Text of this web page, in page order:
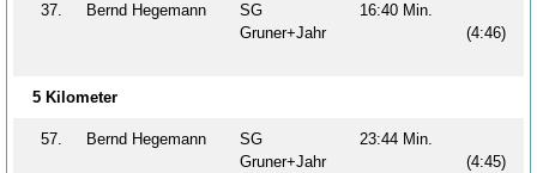
37. Bernd Hegemann
SG
Gruner+Jahr
16:40 Min.
(4:46)
5 Kilometer
57. Bernd Hegemann
SG
Gruner+Jahr
23:44 Min.
(4:45)